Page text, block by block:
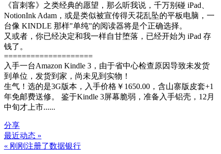
《盲刺客》之类经典的愿望，那么听我说，千万别碰 iPad、
NotionInk Adam，或是类似被宣传得天花乱坠的平板电脑，一
台像 KINDLE 那样"单纯"的阅读器将是个正确选择。
又或者，你已经决定和我一样自甘堕落，已经开始为 iPad 存
钱了。
====================
入手一台Amazon Kindle 3，由于省中心检查原因导致未发货
到单位，发货到家，尚未见到实物！
生气！选的是3G版本，入手价格￥1650.00，含山寨版皮套+1
年免邮费送修。 鉴于Kindle 3屏幕脆弱，准备入手铝壳，12月
中旬才上市......
分享
文
最近动态 »
« 刚刚注册了数据银行